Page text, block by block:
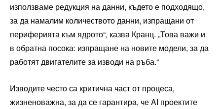
използваме редукция на данни, където е подходящо,
за да намалим количеството данни, изпращани от
периферията към ядрото“, казва Кранц. „Това важи и
в обратна посока: изпращане на новите модели, за да
работят двигателите за изводи на ръба.“
Изводите често са критична част от процеса,
жизненоважна, за да се гарантира, че AI проектите